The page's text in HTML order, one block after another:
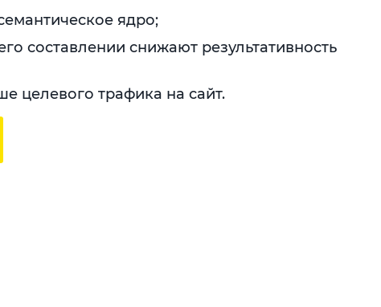
ядро;
составлении снижают результативность
целевого трафика на сайт.